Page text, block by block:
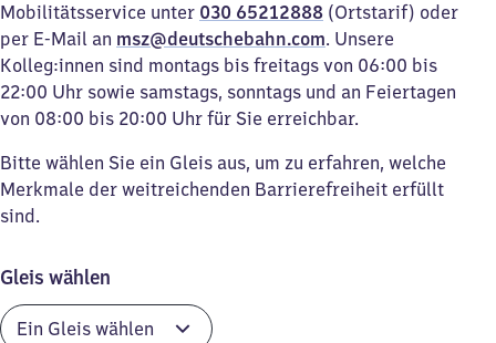
Mobilitätsservice unter 030 65212888 (Ortstarif) oder
per E-Mail an msz@deutschebahn.com. Unsere
Kolleg:innen sind montags bis freitags von 06:00 bis
22:00 Uhr sowie samstags, sonntags und an Feiertagen
von 08:00 bis 20:00 Uhr für Sie erreichbar.
Bitte wählen Sie ein Gleis aus, um zu erfahren, welche
Merkmale der weitreichenden Barrierefreiheit erfüllt
sind.
Gleis wählen